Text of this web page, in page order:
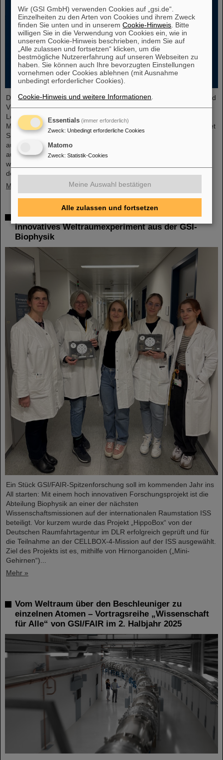
Der neue Open-Access-Band „Hans Joachim Specht: Scientist and
Visionary“, der kürzlich bei Springer erschienen ist, würdigt das
Leben und die Arbeit von Professor Hans Joachim Specht, der im
Mai 2024 im Alter von 87 Jahren verstorben ist. Das Buch zeichnet
Spechts wissenschaftlichen Werdegang und seine
außerordentlichen Führungsqualitäten nach und bietet so ein
aufschlussreiches Porträt eines Physikers, der sowohl die
wissenschaftliche Agenda als auch die institutionelle Landschaft
der modernen…
Mehr »
Raumfahrtforschung: DLR gibt grünes Licht für
innovatives Weltraumexperiment aus der GSI-
Biophysik
Ein Stück GSI/FAIR-Spitzenforschung soll im kommenden Jahr ins
All starten: Mit einem hoch innovativen Forschungsprojekt ist die
Abteilung Biophysik an einer der nächsten
Wissenschaftsmissionen auf der internationalen Raumstation ISS
beteiligt. Vor kurzem wurde das Projekt „HippoBox“ von der
Deutschen Raumfahrtagentur im DLR erfolgreich geprüft und für
die Teilnahme an der CELLBOX-4-Mission auf der ISS ausgewählt.
Ziel des Projekts ist es, mithilfe von Hirnorganoiden („Mini-
Gehirnen“)...
Mehr »
Vom Weltraum über den Beschleuniger zu
einzelnen Atomen – Vortragsreihe „Wissenschaft
für Alle“ von GSI/FAIR im 2. Halbjahr 2025
Wir (GSI GmbH) verwenden Cookies auf „gsi.de“.
Einzelheiten zu den Arten von Cookies und ihrem Zweck
finden Sie unten und in unseremCookie-Hinweis . Bitte
willigen Sie in die Verwendung von Cookies ein, wie in
unserem Cookie-Hinweis beschrieben, indem Sie auf
„Alle zulassen und fortsetzen“ klicken, um die
bestmögliche Nutzererfahrung auf unseren Webseiten zu
haben. Sie können auch Ihre bevorzugten Einstellungen
vornehmen oder Cookies ablehnen (mit Ausnahme
unbedingt erforderlicher Cookies).
Cookie-Hinweis und weitere Informationen
Essentials (immer erforderlich)
Zweck: Unbedingt erforderliche Cookies
Matomo
Zweck: Statistik-Cookies
Meine Auswahl bestätigen
Alle zulassen und fortsetzen